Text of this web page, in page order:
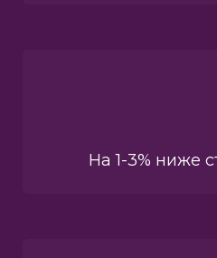
На 1-3% ниже